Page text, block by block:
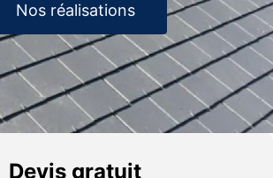
Nos réalisations
Devis gratuit